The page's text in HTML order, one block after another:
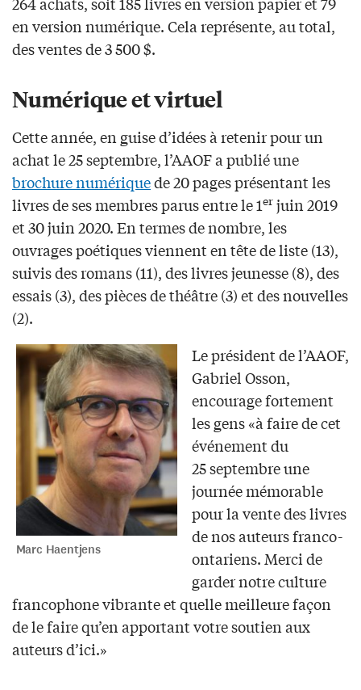
en version numérique. Cela représente, au total,
des ventes de 3 500 $.
Numérique et virtuel
Cette année, en guise d’idées à retenir pour un
achat le 25 septembre, l’AAOF a publié une
brochure numériquede 20 pages présentant les
livres de ses membres parus entre le 1er juin 2019
et 30 juin 2020. En termes de nombre, les
ouvrages poétiques viennent en tête de liste (13),
suivis des romans (11), des livres jeunesse (8), des
essais (3), des pièces de théâtre (3) et des nouvelles
(2).
Marc Haentjens
Le président de l’AAOF,
Gabriel Osson,
encourage fortement
les gens «à faire de cet
événement du
25 septembre une
journée mémorable
pour la vente des livres
de nos auteurs franco-
ontariens. Merci de
garder notre culture
francophone vibrante et quelle meilleure façon
de le faire qu’en apportant votre soutien aux
auteurs d’ici.»